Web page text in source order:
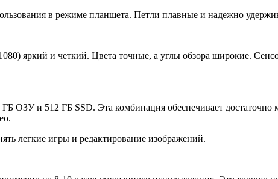
в режиме планшета. Петли плавные и надежно
яркий и четкий. Цвета точные, а углы обзора широкие.
ОЗУ и 512 ГБ SSD. Эта комбинация обеспечивает
легкие игры и редактирование изображений.